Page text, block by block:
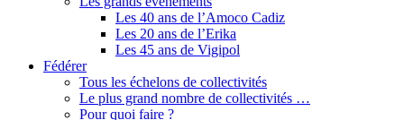
Les 40 ans de l’Amoco Cadiz
Les 20 ans de l’Erika
Les 45 ans de Vigipol
Fédérer
Tous les échelons de collectivités
Le plus grand nombre de collectivités …
Pour quoi faire ?